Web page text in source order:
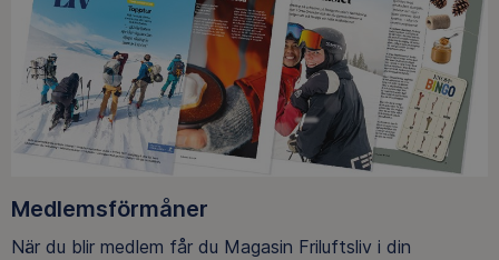
Medlemsförmåner
När du blir medlem får du Magasin Friluftsliv i din